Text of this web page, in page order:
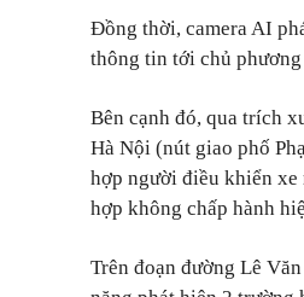
Đồng thời, camera AI
thông tin tới chủ
Bên cạnh đó, qua trích
Hà Nội (nút giao phố
hợp người điều khiển xe
hợp không chấp hành
Trên đoạn đường Lê